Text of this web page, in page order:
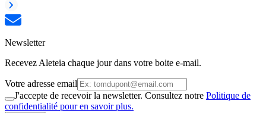
Newsletter
Recevez Aleteia chaque jour dans votre boite e-mail.
Votre adresse email
J'accepte de recevoir la newsletter. Consultez notre Politique de
confidentialité pour en savoir plus.